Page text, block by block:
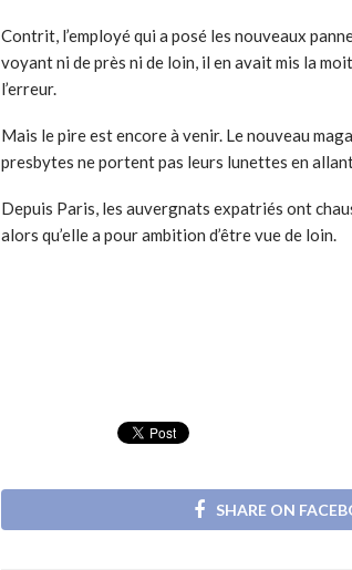
Contrit, l’employé qui a posé les nouveaux
voyant ni de près ni de loin, il en avait mis la
l’erreur.
Mais le pire est encore à venir. Le nouveau
presbytes ne portent pas leurs lunettes en
Depuis Paris, les auvergnats expatriés ont
alors qu’elle a pour ambition d’être vue de loin.
SHARE ON